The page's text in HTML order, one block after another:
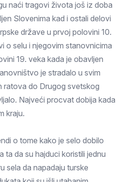
naći tragovi života još iz doba
Slovenima kad i ostali delovi
države u prvoj polovini 10.
o selu i njegovim stanovnicima
19. veka kada je obavljen
je stradalo u svim
ratova do Drugog svetskog
Najveći procvat dobija kada
kraju.
o tome kako je selo dobilo
ta da su hajduci koristili jednu
sela da napadaju turske